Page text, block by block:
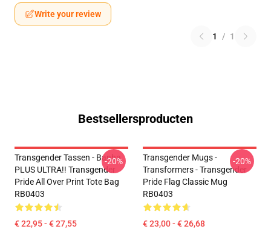
Write your review
1 / 1
Bestsellersproducten
Transgender Tassen - Banha
PLUS ULTRA!! Transgender
Pride All Over Print Tote Bag
RB0403
€ 22,95 - € 27,55
-20%
Transgender Mugs -
Transformers - Transgender
Pride Flag Classic Mug
RB0403
€ 23,00 - € 26,68
-20%